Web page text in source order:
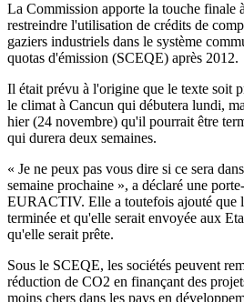
La Commission apporte la touche finale
restreindre l'utilisation de crédits de
gaziers industriels dans le système
quotas d'émission (SCEQE) après 2012.
Il était prévu à l'origine que le texte soit
le climat à Cancun qui débutera lundi,
hier (24 novembre) qu'il pourrait être
qui durera deux semaines.
« Je ne peux pas vous dire si ce sera
semaine prochaine », a déclaré une
EURACTIV. Elle a toutefois ajouté que
terminée et qu'elle serait envoyée aux
qu'elle serait prête.
Sous le SCEQE, les sociétés peuvent
réduction de CO2 en finançant des
moins chers dans les pays en